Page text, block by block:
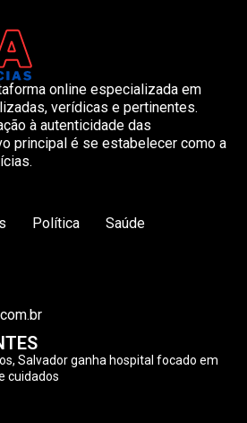
online especializada em
verídicas e pertinentes.
à autenticidade das
principal é se estabelecer como a
Política Saúde
Salvador ganha hospital focado em
cuidados